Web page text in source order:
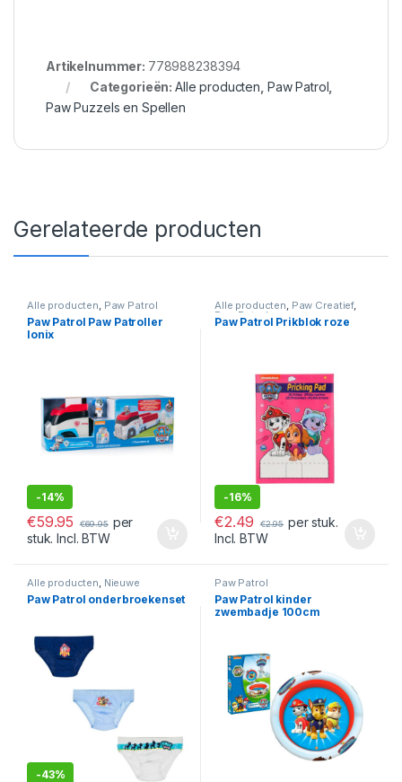
Artikelnummer: 778988238394
Categorieën:Alle producten Paw Patrol
Paw Puzzels en Spellen
Gerelateerde producten
Alle producten, Paw Patrol
Paw Patrol Paw Patroller
Ionix
-14%
€59.95 €69.95 per
stuk. Incl. BTW
Alle producten, Paw Creatief,
Paw Patrol
Paw Patrol Prikblok roze
-16%
€2.49 €2.95 per stuk.
Incl. BTW
Alle producten, Nieuwe
collectie Paw Patrol
Paw Patrol onderbroekenset
-43%
Paw Patrol
Paw Patrol kinder
zwembadje 100cm